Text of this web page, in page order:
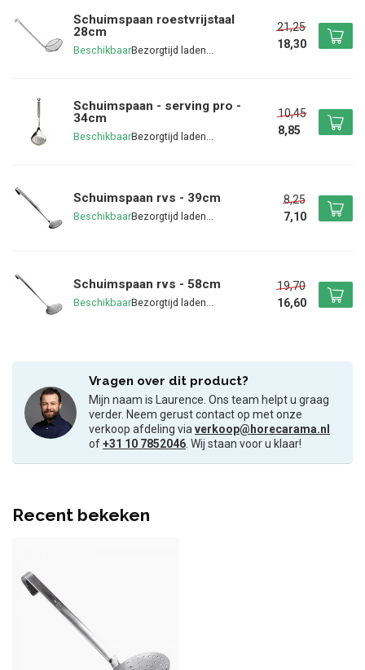
Schuimspaan roestvrijstaal
28cm
Beschikbaar
21,25
18,30
Schuimspaan - serving pro -
34cm
Beschikbaar
10,45
8,85
Schuimspaan rvs - 39cm
Beschikbaar
8,25
7,10
Schuimspaan rvs - 58cm
Beschikbaar
19,70
16,60
Vragen over dit product?
Mijn naam is Laurence. Ons team helpt u graag
verder. Neem gerust contact op met onze
verkoop afdeling viaverkoop@horecarama.nl
of+31 10 7852046. Wij staan voor u klaar!
Recent bekeken